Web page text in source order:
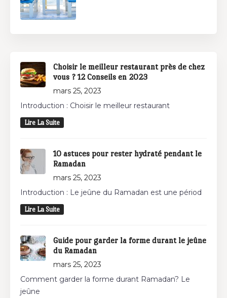
Choisir le meilleur restaurant près de chez
vous ? 12 Conseils en 2023
mars 25, 2023
Introduction : Choisir le meilleur restaurant
Lire La Suite
10 astuces pour rester hydraté pendant le
Ramadan
mars 25, 2023
Introduction : Le jeûne du Ramadan est une périod
Lire La Suite
Guide pour garder la forme durant le jeûne
du Ramadan
mars 25, 2023
Comment garder la forme durant Ramadan? Le
jeûne